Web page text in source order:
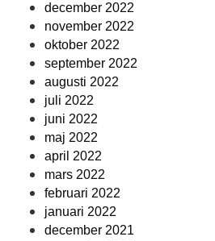
december 2022
november 2022
oktober 2022
september 2022
augusti 2022
juli 2022
juni 2022
maj 2022
april 2022
mars 2022
februari 2022
januari 2022
december 2021